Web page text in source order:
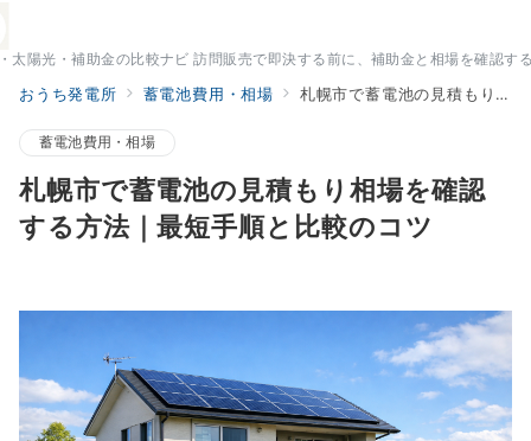
太陽光・補助金の比較ナビ 訪問販売で即決する前に、補助金と相場を確認す
おうち発電所 蓄電池費用・相場 札幌市で蓄電池の見積もり相場を確認する方法｜最短手順と比較のコツ
蓄電池費用・相場
札幌市で蓄電池の見積もり相場を確認
する方法｜最短手順と比較のコツ